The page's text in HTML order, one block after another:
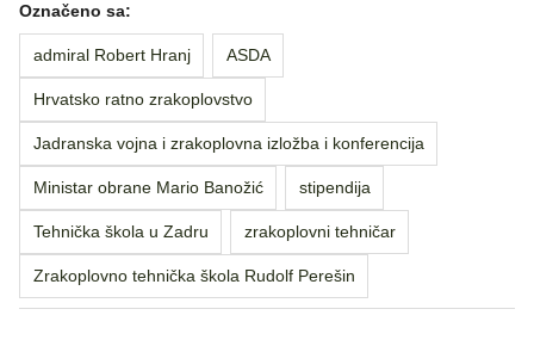
Označeno sa:
admiral Robert Hranj ASDA
Hrvatsko ratno zrakoplovstvo
Jadranska vojna i zrakoplovna izložba i konferencija
Ministar obrane Mario Banožić stipendija
Tehnička škola u Zadru zrakoplovni tehničar
Zrakoplovno tehnička škola Rudolf Perešin